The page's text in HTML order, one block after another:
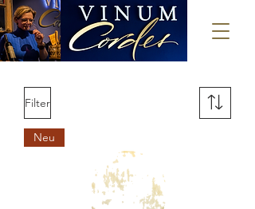
Filter
Neu